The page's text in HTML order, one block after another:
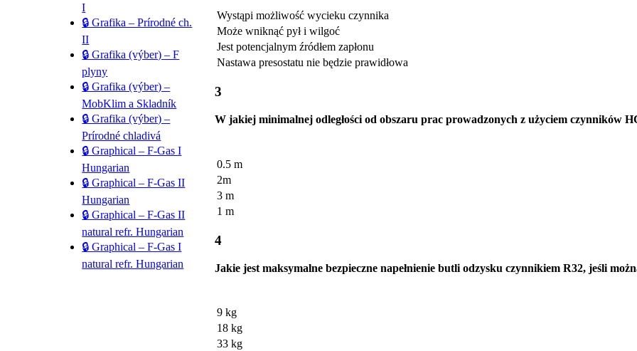
I
🔒 Grafika – Prírodné ch.
II
🔒 Grafika (výber) – F
plyny
🔒 Grafika (výber) –
MobKlim a Skladník
🔒 Grafika (výber) –
Prírodné chladivá
🔒 Graphical – F-Gas I
Hungarian
🔒 Graphical – F-Gas II
Hungarian
🔒 Graphical – F-Gas II
natural refr. Hungarian
🔒 Graphical – F-Gas I
natural refr. Hungarian
Wystąpi możliwość wycieku czynnika
Może wniknąć pył i wilgoć
Jest potencjalnym źródłem zapłonu
Nastawa presostatu nie będzie prawidłowa
3
W jakiej minimalnej odległości od obszaru prac prowadzonych z użyciem czynników
0.5 m
2m
3 m
1 m
4
Jakie jest maksymalne bezpieczne napełnienie butli odzysku czynnikiem R32, jeśli
9 kg
18 kg
33 kg